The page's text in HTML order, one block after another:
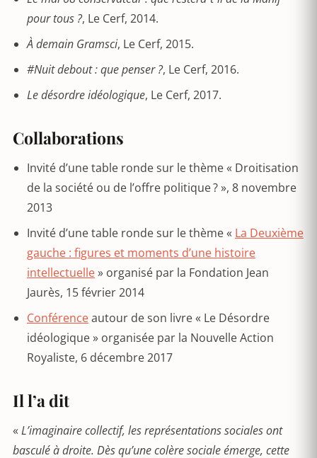
pour tous ?, Le Cerf, 2014.
À demain Gramsci, Le Cerf, 2015.
#Nuit debout : que penser ?, Le Cerf, 2016.
Le désordre idéologique, Le Cerf, 2017.
Collaborations
Invité d’une table ronde sur le thème « Droitisation
de la société ou de l’offre politique ? », 8 novembre
2013
Invité d’une table ronde sur le thème « La Deuxième
gauche : figures et moments d’une histoire
intellectuelle» organisé par la Fondation Jean
Jaurès, 15 février 2014
Conférenceautour de son livre « Le Désordre
idéologique » organisée par la Nouvelle Action
Royaliste, 6 décembre 2017
Il l’a dit
« L’imaginaire collectif, les représentations sociales ont
basculé à droite. Dès qu’une colère sociale émerge, cette